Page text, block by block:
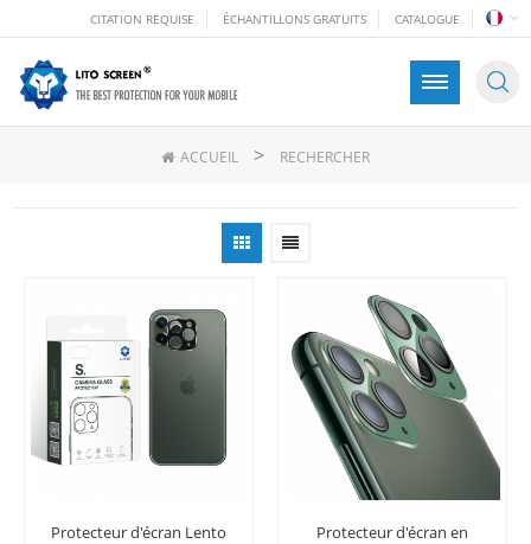
CITATION REQUISE ÉCHANTILLONS GRATUITS CATALOGUE
ACCUEIL > RECHERCHER
Protecteur d'écran Lento
Protecteur d'écran en